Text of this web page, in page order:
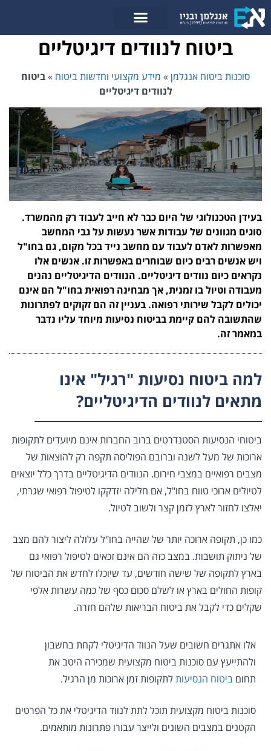
לתוכן
ביטוח לנוודים דיגיטליים
סוכנות ביטוח אנגלמן » מידע מקצועי וחדשות ביטוח »ביטוח
לנוודים דיגיטליים
בעידן הטכנולוגי של היום כבר לא חייב לעבוד רק מהמשרד.
סוגים מגוונים של עבודות אשר נעשות על גבי המחשב
מאפשרות לאדם לעבוד עם מחשב נייד בכל מקום, גם בחו"ל
ויש אנשים רבים כיום שבוחרים באפשרות זו. אנשים אלו
נקראים כיום נוודים דיגיטליים. הנוודים הדיגיטליים נהנים
מעבודה וטיול בו זמנית, אך מבחינה רפואית בחו"ל הם אינם
יכולים לקבל שירותי רפואה. בעניין זה הם זקוקים לפתרונות
שהתשובה להם קיימת בביטוח נסיעות מיוחד עליו נדבר
במאמר זה.
למה ביטוח נסיעות "רגיל" אינו
מתאים לנוודים הדיגיטליים?
ביטוחי הנסיעות הסטנדרטים ברוב החברות אינם מיועדים לתקופות
ארוכות של מעל לשנה וברובם הפוליסה תקפה רק להוצאות של
מצבים רפואיים במצבי חירום. הנוודים הדיגיטליים בדרך כלל יוצאים
לטיולים ארוכי טווח בחו"ל, אם חלילה יזדקקו לטיפול רפואי שגרתי,
יאלצו לחזור לארץ לזמן קצר ולשוב לטיול.
כמו כן, תקופה ארוכה יותר של שהייה בחו"ל עלולה ליצור להם מצב
של ניתוק תושבות. במצב כזה הם אינם זכאים לטיפול רפואי גם
בארץ לתקופה של שישה חודשים, עד שיוכלו לחדש את הביטוח של
קופות החולים בארץ או לשלם סכום כסף של כמה עשרות אלפי
שקלים כדי לקבל את ביטוח הבריאות שלהם חזרה.
אלו אתגרים חשובים שעל הנווד הדיגיטלי לקחת בחשבון
ולהתייעץ עם סוכנות ביטוח מקצועית שמכירה היטב את
תחום ביטוח הנסיעותלתקופות זמן ארוכות מן הרגיל.
סוכנות ביטוח מקצועית תוכל לתת לנווד הדיגיטלי את כל הפרטים
הקטנים במצבים השונים ולייצר עבורו פתרונות מותאמים.